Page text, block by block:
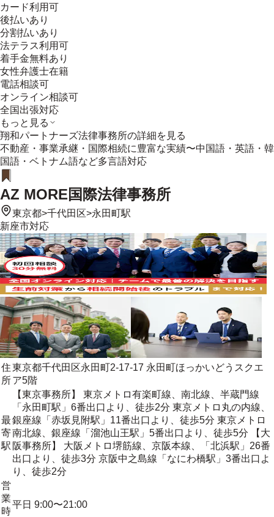
カード利用可
後払いあり
分割払いあり
法テラス利用可
着手金無料あり
女性弁護士在籍
電話相談可
オンライン相談可
全国出張対応
もっと見る
翔和パートナーズ法律事務所の詳細を見る
不動産・事業承継・国際相続に豊富な実績〜中国語・英語・韓
国語・ベトナム語など多言語対応
AZ MORE国際法律事務所
東京都>千代田区>永田町駅
新座市対応
住
所
東京都千代田区永田町2-17-17 永田町ほっかいどうスクエ
ア5階
最
寄
駅
【東京事務所】 東京メトロ有楽町線、南北線、半蔵門線
「永田町駅」6番出口より、徒歩2分 東京メトロ丸の内線、
銀座線「赤坂見附駅」11番出口より、徒歩5分 東京メトロ
南北線、銀座線「溜池山王駅」5番出口より、徒歩5分 【大
阪事務所】 大阪メトロ堺筋線、京阪本線、「北浜駅」26番
出口より、徒歩3分 京阪中之島線「なにわ橋駅」3番出口よ
り、徒歩2分
営
業
時
平日 9:00〜21:00